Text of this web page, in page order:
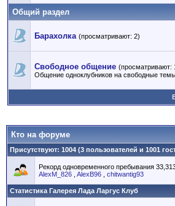
Общий раздел
Барахолка (просматривают: 2)
Свободное общение (просматривают:
Общение одноклубников на свободные
Кто на форуме
Присутствуют: 1004 (3 пользователей и 1001
Рекорд одновременного пребывания
AlexM_826
AlexB96 chitwantig93
Статистика Галерея Лада Ларгус Клуб